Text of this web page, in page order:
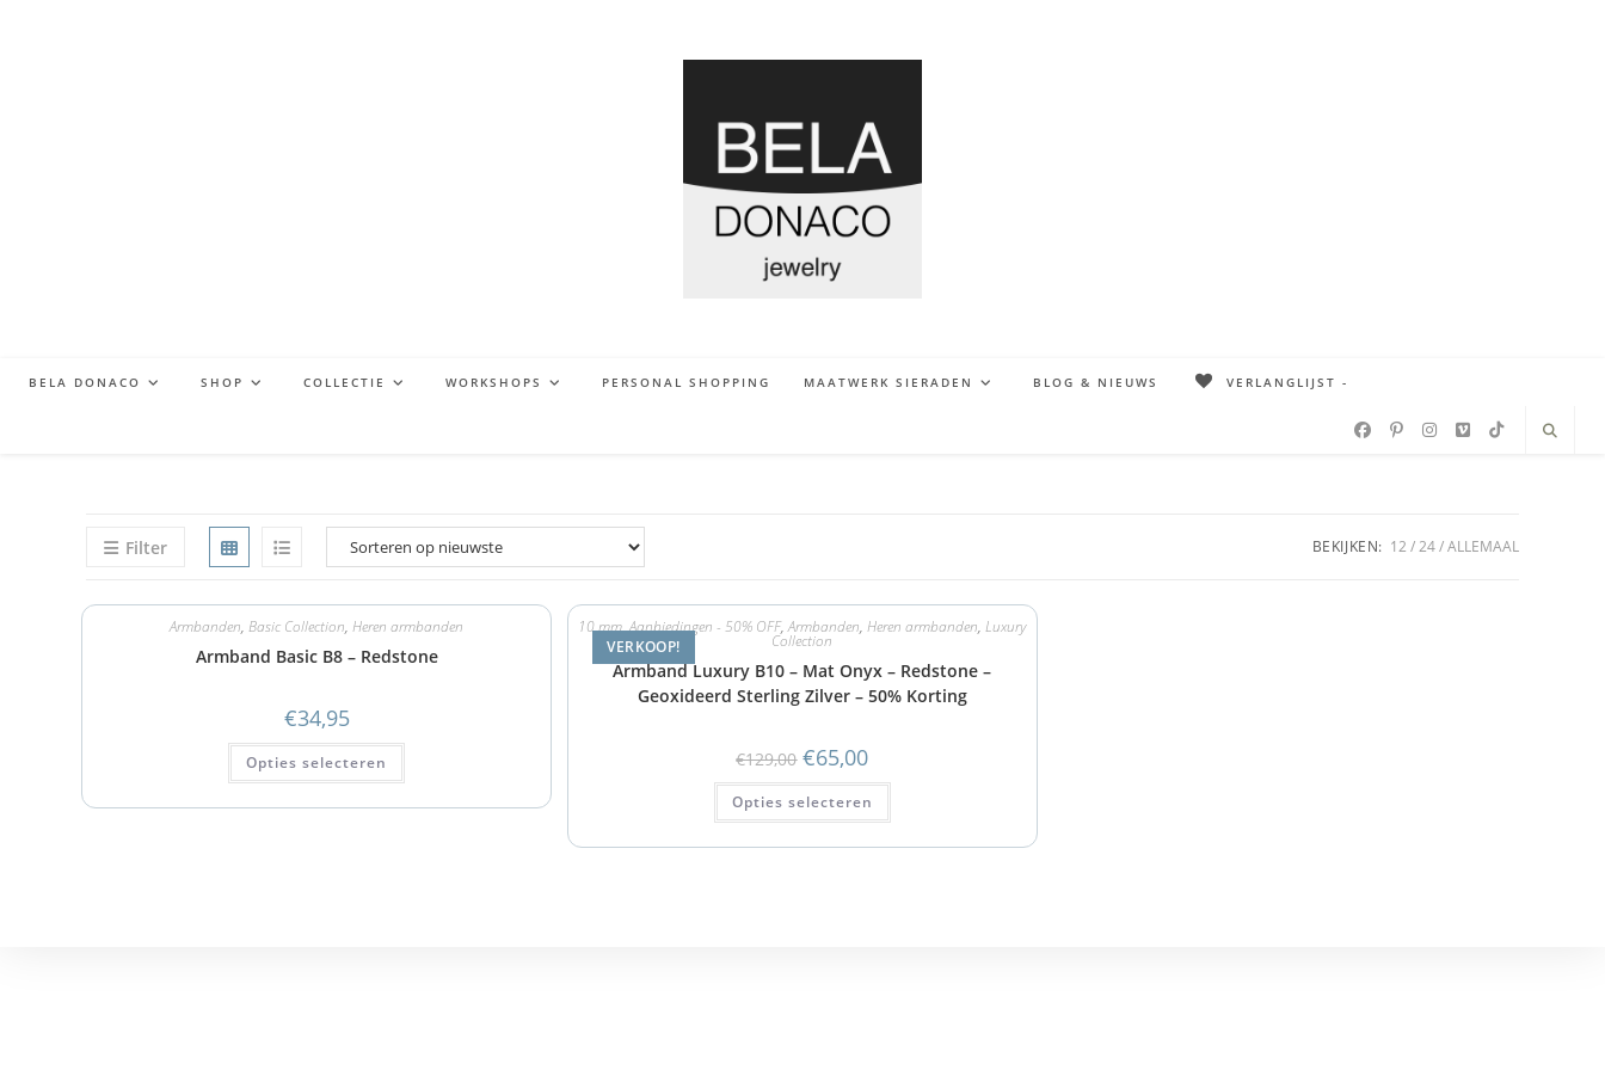
BELA DONACO SHOP COLLECTIE WORKSHOPS PERSONAL SHOPPING MAATWERK SIERADEN BLOG & NIEUWS VERLANGLIJST -
Filter BEKIJKEN: 12 24 ALLEMAAL
Armbanden,Basic Collection,Heren armbanden
Armband Basic B8 – Redstone
€34,95
Opties selecteren
VERKOOP!
10 mm,Aanbiedingen - 50% OFF,Armbanden,Heren armbanden,Luxury
Collection
Armband Luxury B10 – Mat Onyx – Redstone –
Geoxideerd Sterling Zilver – 50% Korting
€129,00 €65,00
Opties selecteren